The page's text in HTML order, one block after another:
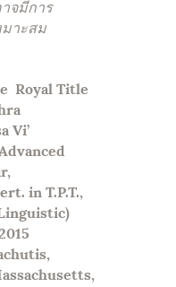
มีการ
มาะสม
Royal Title
Vi’
in T.P.T.,